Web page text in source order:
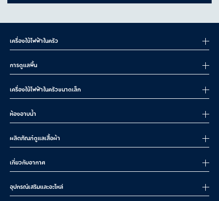
เครื่องใช้ไฟฟ้าในครัว
การดูแลพื้น
เครื่องใช้ไฟฟ้าในครัวขนาดเล็ก
ห้องอาบน้ำ
ผลิตภัณฑ์ดูแลเสื้อผ้า
เกี่ยวกับอากาศ
อุปกรณ์เสริมและอะไหล่